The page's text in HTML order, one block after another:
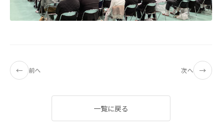
← 前へ 次へ →
一覧に戻る